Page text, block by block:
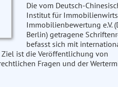
Die vom Deutsch-
Institut für
Immobilienbewertung e.V.
Berlin) getragene
befasst sich mit
ist die Veröffentlichung von
Fragen und der